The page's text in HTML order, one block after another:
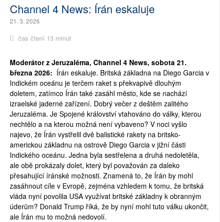
Channel 4 News: Írán eskaluje
21. 3. 2026
čas čtení 13 minut
Moderátor z Jeruzaléma, Channel 4 News, sobota 21.
března 2026: Írán eskaluje. Britská základna na Diego Garcia v
Indickém oceánu je terčem raket s překvapivě dlouhým
doletem, zatímco Írán také zasáhl město, kde se nachází
izraelské jaderné zařízení. Dobrý večer z deštěm zalitého
Jeruzaléma. Je Spojené království vtahováno do války, kterou
nechtělo a na kterou možná není vybaveno? V noci vyšlo
najevo, že Írán vystřelil dvě balistické rakety na britsko-
americkou základnu na ostrově Diego Garcia v jižní části
Indického oceánu. Jedna byla sestřelena a druhá nedoletěla,
ale obě prokázaly dolet, který byl považován za daleko
přesahující íránské možnosti. Znamená to, že Írán by mohl
zasáhnout cíle v Evropě, zejména vzhledem k tomu, že britská
vláda nyní povolila USA využívat britské základny k obranným
úderům? Donald Trump říká, že by nyní mohl tuto válku ukončit,
ale Írán mu to možná nedovolí.